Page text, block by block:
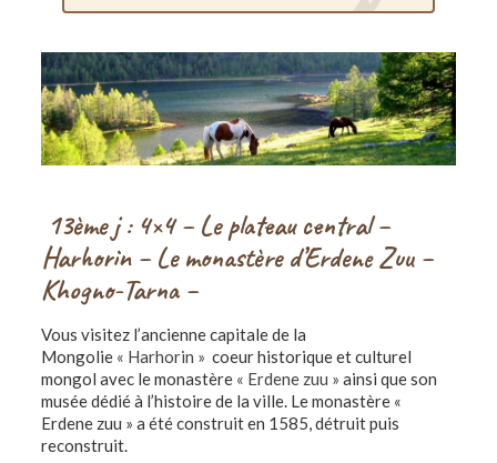
13ème j : 4×4 – Le plateau central –
Harhorin – Le monastère d’Erdene Zuu –
Khogno-Tarna –
Vous visitez l’ancienne capitale de la
Mongolie « Harhorin » coeur historique et culturel
mongol avec le monastère « Erdene zuu » ainsi que son
musée dédié à l’histoire de la ville. Le monastère «
Erdene zuu » a été construit en 1585, détruit puis
reconstruit.